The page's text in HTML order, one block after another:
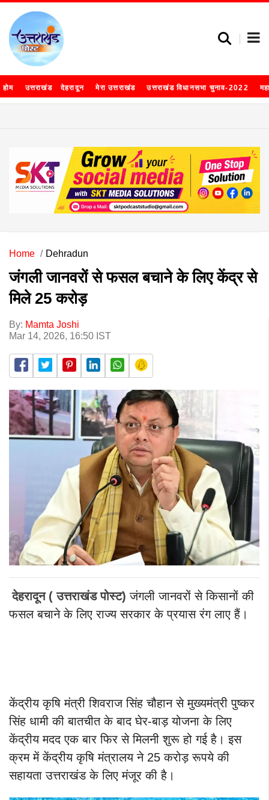
होम उत्तराखंड देहरादून मेरा उत्तराखंड उत्तराखंड विधानसभा चुनाव-2022
Home Dehradun
जंगली जानवरों से फसल बचाने के लिए केंद्र से
मिले 25 करोड़
By: Mamta Joshi
Mar 14, 2026, 16:50 IST
देहरादून ( उत्तराखंड पोस्ट)जंगली जानवरों से किसानों की
फसल बचाने के लिए राज्य सरकार के प्रयास रंग लाए हैं।
केंद्रीय कृषि मंत्री शिवराज सिंह चौहान से मुख्यमंत्री पुष्कर
सिंह धामी की बातचीत के बाद घेर-बाड़ योजना के लिए
केंद्रीय मदद एक बार फिर से मिलनी शुरू हो गई है। इस
क्रम में केंद्रीय कृषि मंत्रालय ने 25 करोड़ रूपये की
सहायता उत्तराखंड के लिए मंजूर की है।